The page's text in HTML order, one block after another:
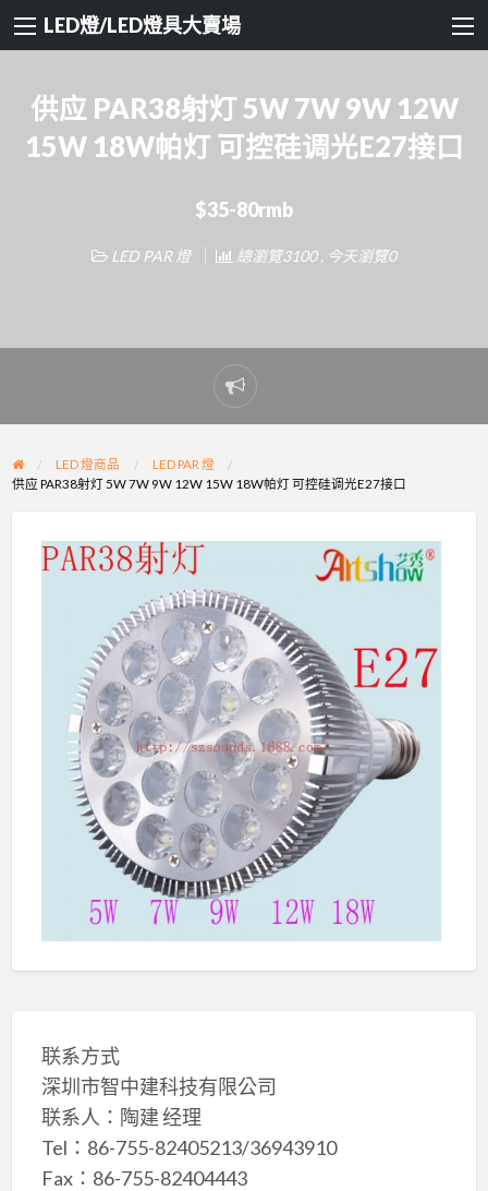
LED燈/LED燈具大賣場
供应 PAR38射灯 5W 7W 9W 12W
15W 18W帕灯 可控硅调光E27接口
$35-80rmb
LED PAR 燈 總瀏覽3100 , 今天瀏覽0
Report
problem
LED 燈商品
LED PAR 燈
供应 PAR38射灯 5W 7W 9W 12W 15W 18W帕灯 可控硅调光E27接口
联系方式
深圳市智中建科技有限公司
联系人：陶建 经理
Tel：86-755-82405213/36943910
Fax：86-755-82404443